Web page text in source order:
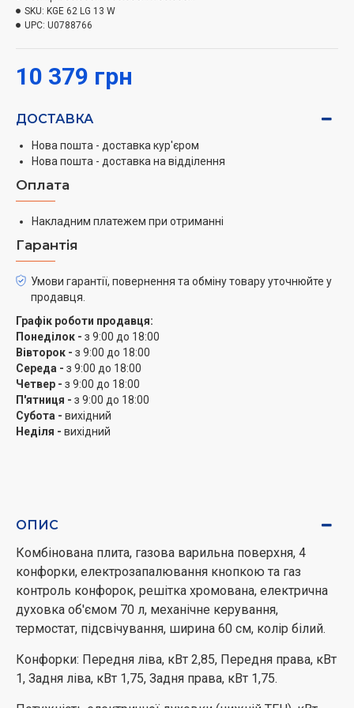
кВт 1.
очищення
Аксесуари Глибокий лист, Решітка. Кришка скляна.
Напруга, 220. Наявність шнура живлення. Наявність
вилки
10 379 грн
SKU: KGE 62 LG 13 W
UPC: U0788766
ДОСТАВКА
Нова пошта - доставка кур'єром
Нова пошта - доставка на відділення
Оплата
Накладним платежем при отриманні
Гарантія
Умови гарантії, повернення та обміну товару уточнюйте у
продавця.
Графік роботи продавця:
Понеділок - з 9:00 до 18:00
Вівторок - з 9:00 до 18:00
Середа - з 9:00 до 18:00
Четвер - з 9:00 до 18:00
П'ятниця - з 9:00 до 18:00
Субота - вихідний
Неділя - вихідний
ОПИС
Комбінована плита, газова варильна поверхня, 4
конфорки, електрозапалювання кнопкою та газ
контроль конфорок, решітка хромована, електрична
духовка об'ємом 70 л, механічне керування,
термостат, підсвічування, ширина 60 см, колір білий.
Конфорки: Передня ліва, кВт 2,85, Передня права, кВт
1, Задня ліва, кВт 1,75, Задня права, кВт 1,75.